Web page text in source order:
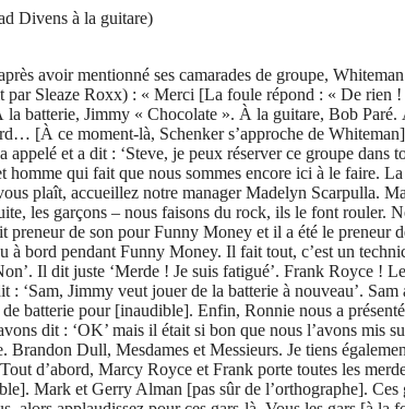
Divens à la guitare)
avoir mentionné ses camarades de groupe,
Sleaze Roxx) : « Merci [La foule répond : « De rien
batterie, Jimmy « Chocolate ». À la guitare, Bob
[À ce moment-là, Schenker s’approche de
et a dit : ‘Steve, je peux réserver ce groupe dans
qui fait que nous sommes encore ici à le faire.
plaît, accueillez notre manager Madelyn Scarpulla.
les garçons – nous faisons du rock, ils le font rouler.
de son pour Funny Money et il a été le preneur
bord pendant Funny Money. Il fait tout, c’est un
Il dit juste ‘Merde ! Je suis fatigué’. Frank Royce !
‘Sam, Jimmy veut jouer de la batterie à nouveau’.
batterie pour [inaudible]. Enfin, Ronnie nous a
dit : ‘OK’ mais il était si bon que nous l’avons mis
Dull, Mesdames et Messieurs. Je tiens
d’abord, Marcy Royce et Frank porte toutes les
Mark et Gerry Alman [pas sûr de l’orthographe].